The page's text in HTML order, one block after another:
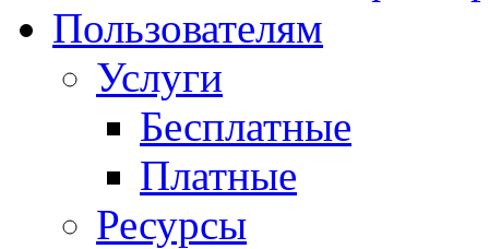
Пользователям
Услуги
Бесплатные
Платные
Ресурсы